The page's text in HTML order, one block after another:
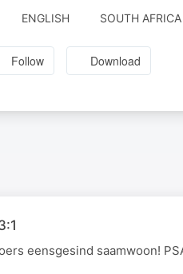
ENGLISH SOUTH AFRICA
Follow Download
eensgesind saamwoon!